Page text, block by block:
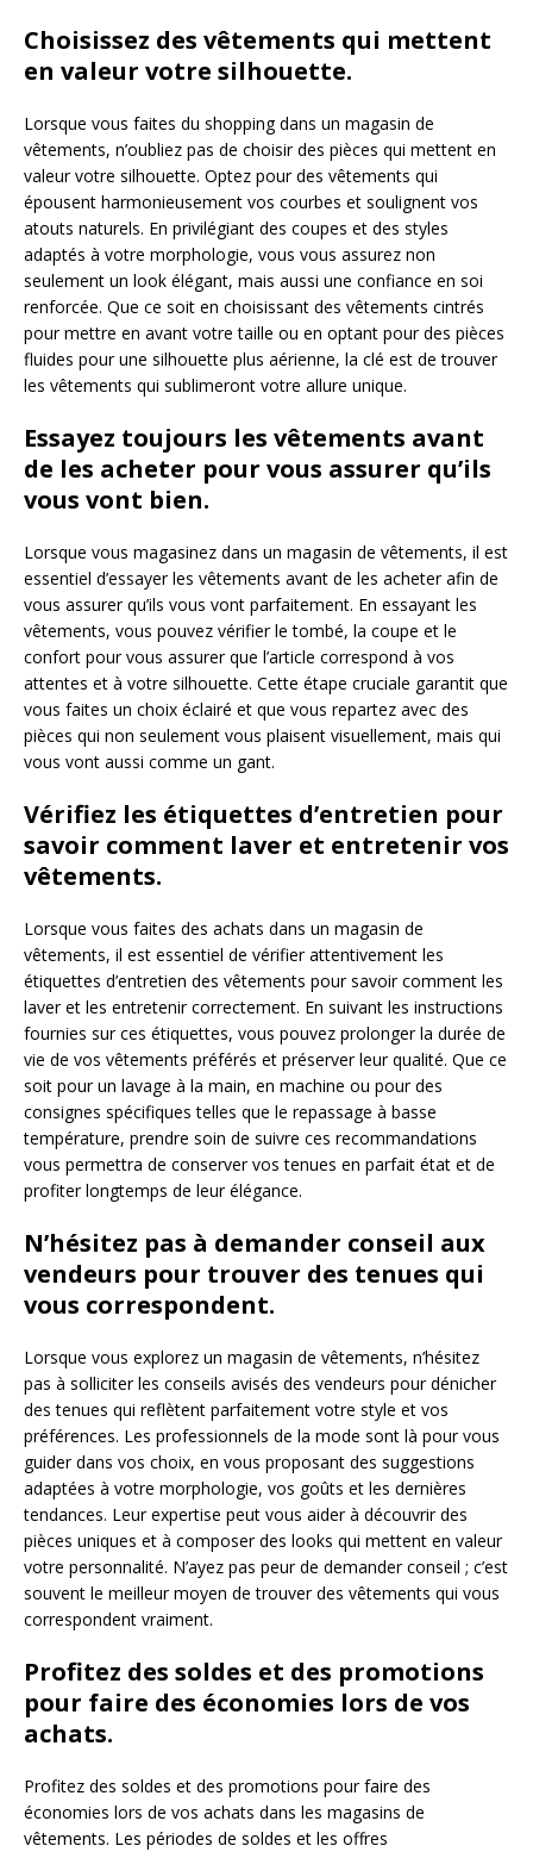
Choisissez des vêtements qui mettent
en valeur votre silhouette.
Lorsque vous faites du shopping dans un magasin de
vêtements, n’oubliez pas de choisir des pièces qui mettent en
valeur votre silhouette. Optez pour des vêtements qui
épousent harmonieusement vos courbes et soulignent vos
atouts naturels. En privilégiant des coupes et des styles
adaptés à votre morphologie, vous vous assurez non
seulement un look élégant, mais aussi une confiance en soi
renforcée. Que ce soit en choisissant des vêtements cintrés
pour mettre en avant votre taille ou en optant pour des pièces
fluides pour une silhouette plus aérienne, la clé est de trouver
les vêtements qui sublimeront votre allure unique.
Essayez toujours les vêtements avant
de les acheter pour vous assurer qu’ils
vous vont bien.
Lorsque vous magasinez dans un magasin de vêtements, il est
essentiel d’essayer les vêtements avant de les acheter afin de
vous assurer qu’ils vous vont parfaitement. En essayant les
vêtements, vous pouvez vérifier le tombé, la coupe et le
confort pour vous assurer que l’article correspond à vos
attentes et à votre silhouette. Cette étape cruciale garantit que
vous faites un choix éclairé et que vous repartez avec des
pièces qui non seulement vous plaisent visuellement, mais qui
vous vont aussi comme un gant.
Vérifiez les étiquettes d’entretien pour
savoir comment laver et entretenir vos
vêtements.
Lorsque vous faites des achats dans un magasin de
vêtements, il est essentiel de vérifier attentivement les
étiquettes d’entretien des vêtements pour savoir comment les
laver et les entretenir correctement. En suivant les instructions
fournies sur ces étiquettes, vous pouvez prolonger la durée de
vie de vos vêtements préférés et préserver leur qualité. Que ce
soit pour un lavage à la main, en machine ou pour des
consignes spécifiques telles que le repassage à basse
température, prendre soin de suivre ces recommandations
vous permettra de conserver vos tenues en parfait état et de
profiter longtemps de leur élégance.
N’hésitez pas à demander conseil aux
vendeurs pour trouver des tenues qui
vous correspondent.
Lorsque vous explorez un magasin de vêtements, n’hésitez
pas à solliciter les conseils avisés des vendeurs pour dénicher
des tenues qui reflètent parfaitement votre style et vos
préférences. Les professionnels de la mode sont là pour vous
guider dans vos choix, en vous proposant des suggestions
adaptées à votre morphologie, vos goûts et les dernières
tendances. Leur expertise peut vous aider à découvrir des
pièces uniques et à composer des looks qui mettent en valeur
votre personnalité. N’ayez pas peur de demander conseil ; c’est
souvent le meilleur moyen de trouver des vêtements qui vous
correspondent vraiment.
Profitez des soldes et des promotions
pour faire des économies lors de vos
achats.
Profitez des soldes et des promotions pour faire des
économies lors de vos achats dans les magasins de
vêtements. Les périodes de soldes et les offres